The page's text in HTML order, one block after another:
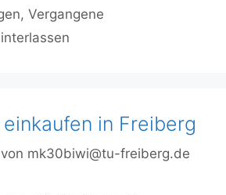
,Vergangene
in Freiberg
von mk30biwi@tu-freiberg.de